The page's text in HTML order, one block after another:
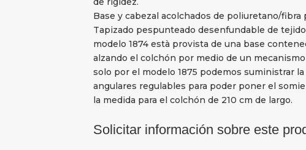
Base y cabezal acolchados de poliuretano/
Tapizado pespunteado desenfundable de
modelo 1874 està provista de una base
alzando el colchón por medio de un
solo por el modelo 1875 podemos suministrar
angulares regulables para poder poner el
la medida para el colchón de 210 cm de largo.
Solicitar información sobre este